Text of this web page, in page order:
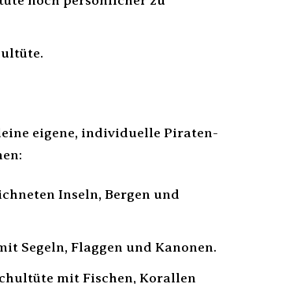
eigene, individuelle Piraten-
Inseln, Bergen und
Segeln, Flaggen und Kanonen.
mit Fischen, Korallen